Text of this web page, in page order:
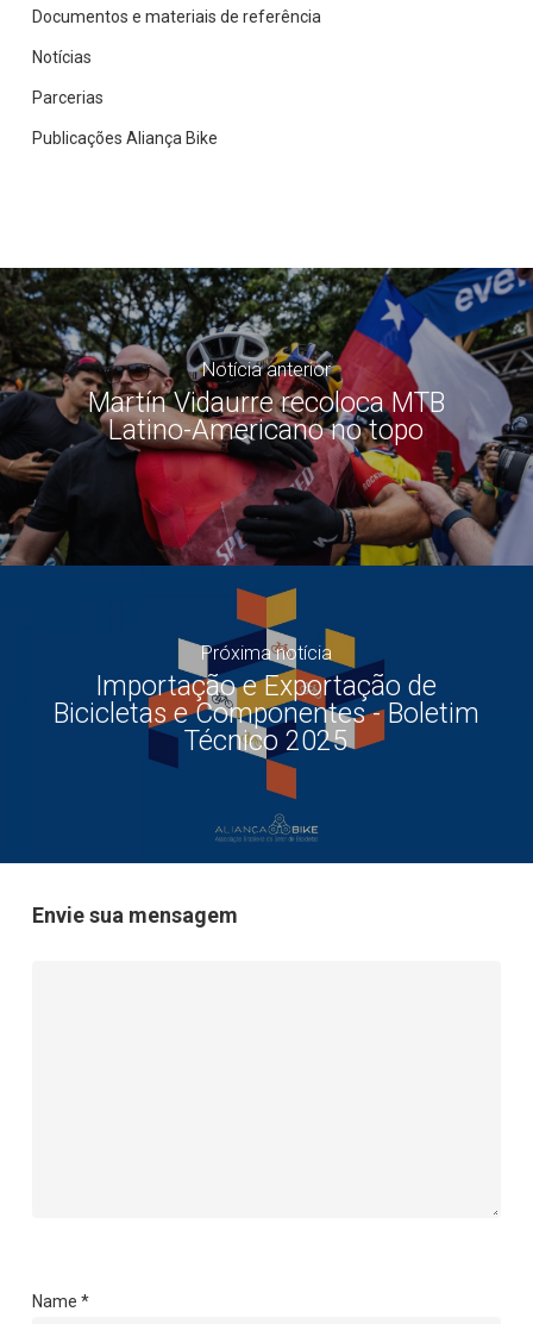
Documentos e materiais de referência
Notícias
Parcerias
Publicações Aliança Bike
Notícia anterior
Martín Vidaurre recoloca MTB
Latino-Americano no topo
Próxima notícia
Importação e Exportação de
Bicicletas e Componentes - Boletim
Técnico 2025
Envie sua mensagem
Name *